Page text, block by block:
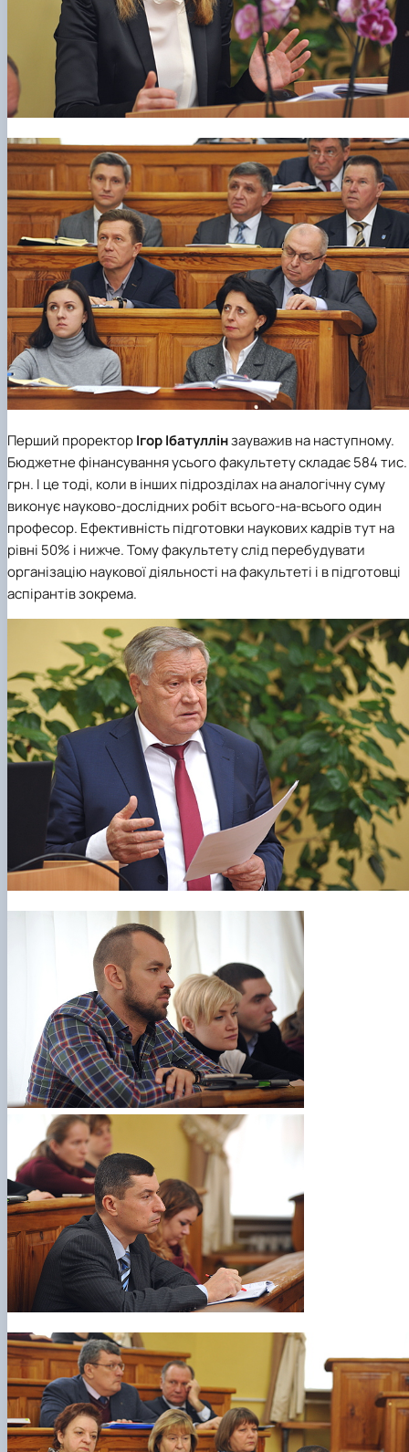
Перший проректорІгор Ібатуллінзауважив на наступному.
Бюджетне фінансування усього факультету складає 584 тис.
грн. І це тоді, коли в інших підрозділах на аналогічну суму
виконує науково-дослідних робіт всього-на-всього один
професор. Ефективність підготовки наукових кадрів тут на
рівні 50% і нижче. Тому факультету слід перебудувати
організацію наукової діяльності на факультеті і в підготовці
аспірантів зокрема.